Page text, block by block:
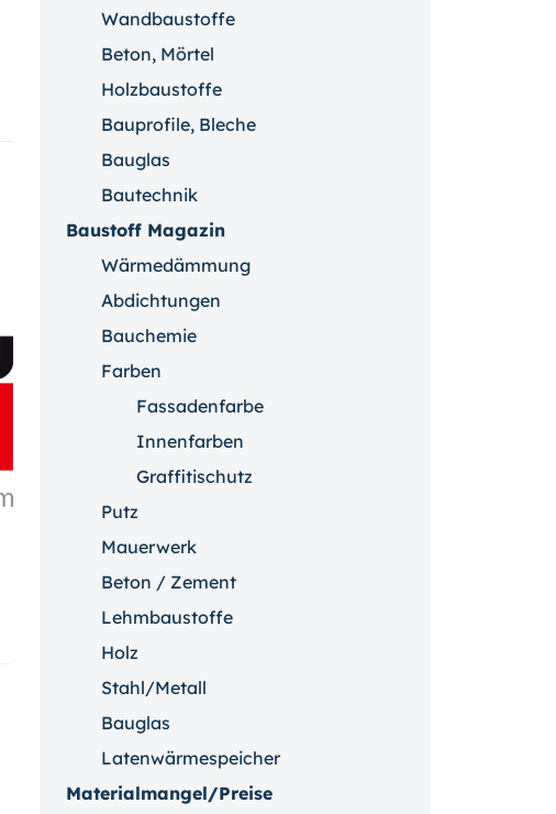
Wandbaustoffe
Beton, Mörtel
Holzbaustoffe
Bauprofile, Bleche
Bauglas
Bautechnik
Baustoff Magazin
Wärmedämmung
Abdichtungen
Bauchemie
Farben
Fassadenfarbe
Innenfarben
Graffitischutz
Putz
Mauerwerk
Beton / Zement
Lehmbaustoffe
Holz
Stahl/Metall
Bauglas
Latenwärmespeicher
Materialmangel/Preise